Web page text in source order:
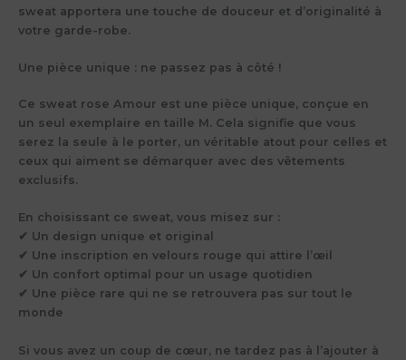
sweat apportera une touche de douceur et d’originalité à
votre garde-robe.
Une pièce unique : ne passez pas à côté !
Ce sweat rose Amour est une pièce unique, conçue en
un seul exemplaire en taille M . Cela signifie que vous
serez
la seule à le porter, un véritable atout pour celles et
ceux qui aiment se démarquer avec des vêtements
exclusifs.
En choisissant ce sweat, vous misez sur :
✔ Un design unique et original
✔ Une inscription en velours rouge qui attire l’œil
✔ Un confort optimal pour un usage quotidien
✔ Une pièce rare qui ne se retrouvera pas sur tout le
monde
Si vous avez un coup de cœur, ne tardez pas à l’ajouter à